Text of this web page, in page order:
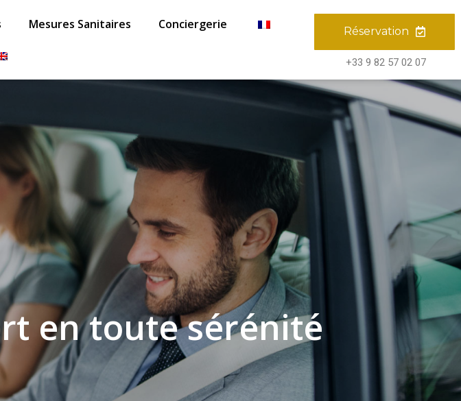
Mesures Sanitaires Conciergerie Réservation
+33 9 82 57 02 07
en toute sérénité